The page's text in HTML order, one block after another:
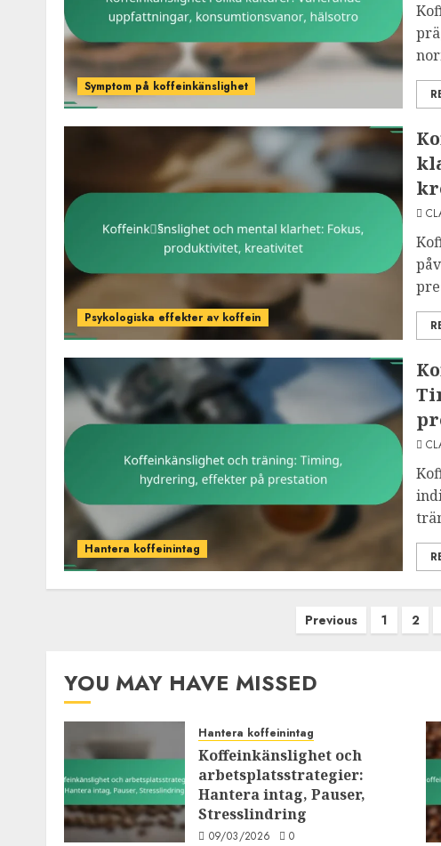
Symptom på koffeinkänslighet
Psykologiska effekter av koffein
Hantera koffeinintag
Previous 1 2
YOU MAY HAVE MISSED
Hantera koffeinintag
Koffeinkänslighet och
arbetsplatsstrategier:
Hantera intag, Pauser,
Stresslindring
09/03/2026 0